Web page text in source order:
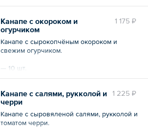
1 175 ₽
Канапе с окороком и
огурчиком
Канапе с сырокопчёным окороком и
свежим огурчиком.
— 10 шт.
1 225 ₽
Канапе с салями, рукколой и
черри
Канапе с сыровяленой салями, рукколой и
томатом черри.